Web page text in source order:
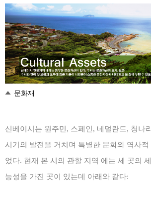
문화재
신베이시는 원주민, 스페인, 네덜란드, 청나
시기의 발전을 거치며 특별한 문화와 역사
었다. 현재 본 시의 관할 지역 에는 세 곳의
능성을 가진 곳이 있는데 아래와 같다: